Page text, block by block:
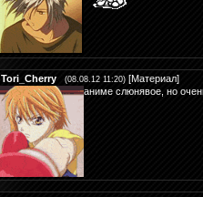
Tori_Cherry (08.08.12 11:20) [Материал]
аниме слюнявое, но